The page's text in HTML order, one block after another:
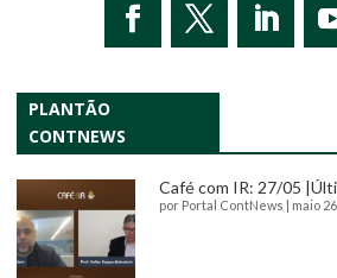
PLANTÃO
CONTNEWS
Café com IR: 27/05
por Portal ContNews | maio